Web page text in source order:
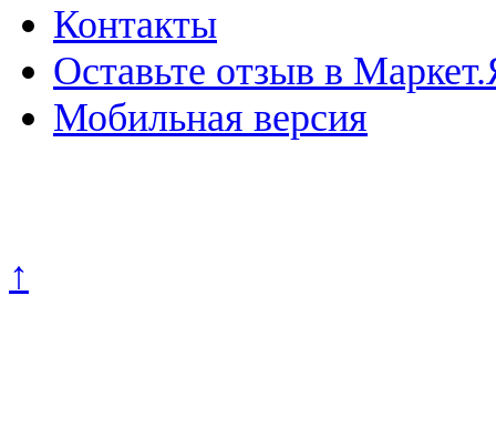
Контакты
Оставьте отзыв в
Мобильная версия
↑